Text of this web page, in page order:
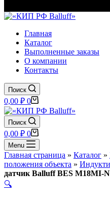
Главная
Каталог
Выполненные заказы
О компании
Контакты
Поиск
Корзина
0,00 ₽ 0
Поиск
Корзина
0,00 ₽ 0
Menu
Главная страница » Каталог »
положения объекта »
датчик Balluff BES M18MI-
🔍